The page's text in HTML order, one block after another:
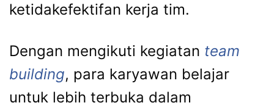
ketidakefektifan kerja tim.
Dengan mengikuti kegiatan team
building, para karyawan belajar
untuk lebih terbuka dalam